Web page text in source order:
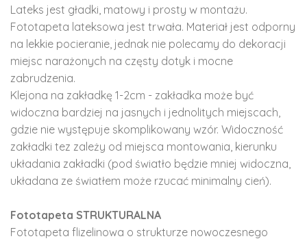
Lateks jest gładki, matowy i prosty w montażu.
Fototapeta lateksowa jest trwała. Materiał jest odporny
na lekkie pocieranie, jednak nie polecamy do dekoracji
miejsc narażonych na częsty dotyk i mocne
zabrudzenia.
Klejona na zakładkę 1-2cm - zakładka może być
widoczna bardziej na jasnych i jednolitych miejscach,
gdzie nie występuje skomplikowany wzór. Widoczność
zakładki tez zależy od miejsca montowania, kierunku
układania zakładki (pod światło będzie mniej widoczna,
układana ze światłem może rzucać minimalny cień).
Fototapeta STRUKTURALNA
Fototapeta flizelinowa o strukturze nowoczesnego